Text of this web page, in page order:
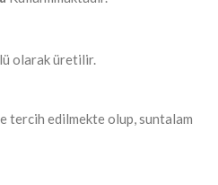
olarak üretilir.
tercih edilmekte olup, suntalam